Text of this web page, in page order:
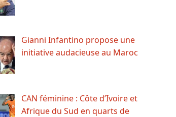
Gianni Infantino propose une
initiative audacieuse au Maroc
CAN féminine : Côte d’Ivoire et
Afrique du Sud en quarts de